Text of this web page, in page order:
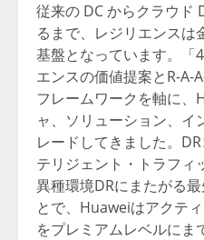
従来の DC からクラウド
るまで、レジリエンスは
基盤となっています。「
エンスの価値提案とR-A-
フレームワークを軸に、
ャ、ソリューション、イ
レードしてきました。
テリジェント・トラフィ
異種環境DRにまたがる
とで、Huaweiはアクテ
をプレミアムレベルにま